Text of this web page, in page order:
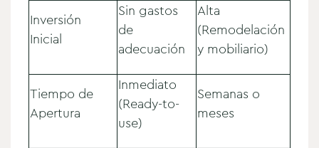
Inversión
Inicial
Sin gastos
de
adecuación
Alta
(Remodelación
y mobiliario)
Tiempo de
Apertura
Inmediato
(Ready-to-
use)
Semanas o
meses